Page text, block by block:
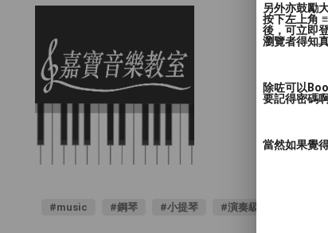
#music #鋼琴 #小提琴 #演奏級
另外亦鼓勵
按下左上角
後，可立即
瀏覽者得知
除咗可以
要記得密碼
當然如果覺